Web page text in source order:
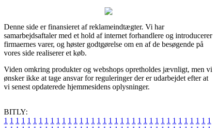
Denne side er finansieret af reklameindtægter. Vi har
samarbejdsaftaler med et hold af internet forhandlere og introducerer
firmaernes varer, og høster godtgørelse om en af de besøgende på
vores side realiserer et køb.
Viden omkring produkter og webshops opretholdes jævnligt, men vi
ønsker ikke at tage ansvar for reguleringer der er udarbejdet efter at
vi senest opdaterede hjemmesidens oplysninger.
BITLY:
1 1 1 1 1 1 1 1 1 1 1 1 1 1 1 1 1 1 1 1 1 1 1 1 1 1 1 1 1 1 1 1 1 1 1 1